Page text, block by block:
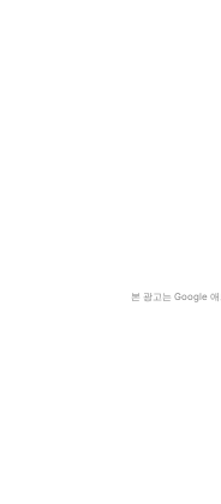
본 광고는 Google